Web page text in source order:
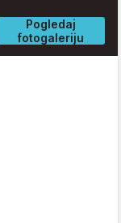
Pogledaj
fotogaleriju